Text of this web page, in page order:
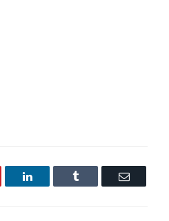
LinkedInTumblr Email